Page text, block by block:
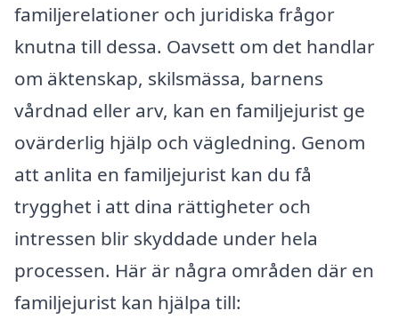
familjerelationer och juridiska frågor
knutna till dessa. Oavsett om det handlar
om äktenskap, skilsmässa, barnens
vårdnad eller arv, kan en familjejurist ge
ovärderlig hjälp och vägledning. Genom
att anlita en familjejurist kan du få
trygghet i att dina rättigheter och
intressen blir skyddade under hela
processen. Här är några områden där en
familjejurist kan hjälpa till: